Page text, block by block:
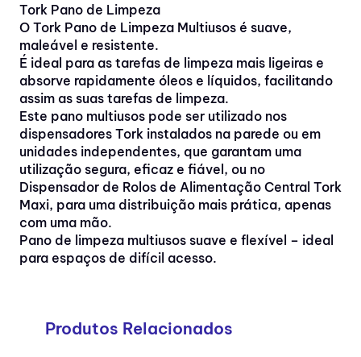
Tork Pano de Limpeza
O Tork Pano de Limpeza Multiusos é suave,
maleável e resistente.
É ideal para as tarefas de limpeza mais ligeiras e
absorve rapidamente óleos e líquidos, facilitando
assim as suas tarefas de limpeza.
Este pano multiusos pode ser utilizado nos
dispensadores Tork instalados na parede ou em
unidades independentes, que garantam uma
utilização segura, eficaz e fiável, ou no
Dispensador de Rolos de Alimentação Central Tork
Maxi, para uma distribuição mais prática, apenas
com uma mão.
Pano de limpeza multiusos suave e flexível – ideal
para espaços de difícil acesso.
Produtos Relacionados